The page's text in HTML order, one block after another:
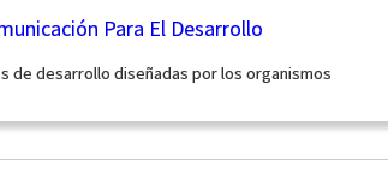
Para El Desarrollo
de desarrollo diseñadas por los organismos